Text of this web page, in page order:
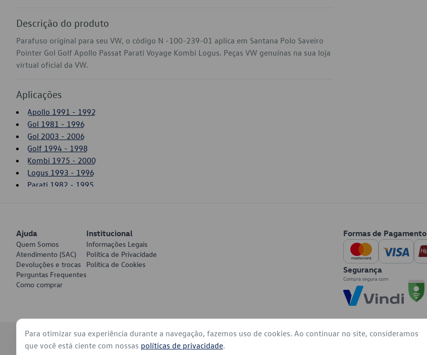
Descrição do produto
Parafuso original para seu VW, o código N -100-239-01 aplica em Santana Polo Saveiro
Pointer Gol Golf Apollo Passat Parati Voyage Kombi Logus. Peças VW genuínas na sua loja
virtual oficial da VW.
Aplicações
Apollo 1991 - 1992
Gol 1981 - 1996
Gol 2003 - 2006
Golf 1994 - 1998
Kombi 1975 - 2000
Logus 1993 - 1996
Parati 1982 - 1995
Polo 1997 - 2000
Santana 1984 - 2006
Saveiro 1981 - 1996
Saveiro 2003 - 2006
Voyage 1982 - 1995
Ajuda
Quem Somos
Atendimento (SAC)
Devoluções e trocas
Perguntas Frequentes
Como comprar
Institucional
Informações Legais
Política de Privacidade
Política de Cookies
Formas de Pagamento
Segurança
© 2026 - Volkswagen do Brasil - Todos os direitos reservados
Para otimizar sua experiência durante a navegação, fazemos uso de cookies. Ao continuar no site, consideramos
que você está ciente com nossas políticas de privacidade.